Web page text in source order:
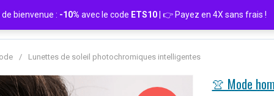
/ Lunettes de soleil photochromiques intelligentes
👚 Mode
bienvenue : -10% avec le code ETS10 | 👉 Payez en 4X sans frais